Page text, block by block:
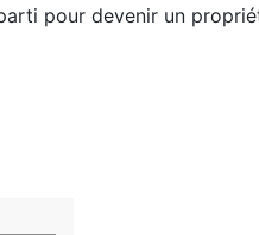
pour devenir un